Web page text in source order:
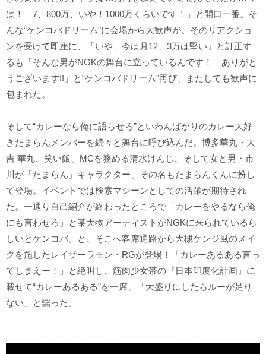
は！ 7、800万、いや！1000万くらいです！」と開口一番。そ
んな“ケンコバドリーム”に会場から大歓声が。そのリアクショ
ンを受けて即座に、「いや、今は月12、3万は堅い」と訂正す
るも「そんな男がNGKの舞台に立っているんです！ ありがと
うございます!!」と“ケンコバドリーム”再び、またしても歓声に
包まれた。
そして“カレーなら俺に語らせろ”といわんばかりのカレー大好
きたまらんメンバーを続々と舞台に呼び込んだ。博多華丸・大
吉 華丸、笑い飯、MCを務める清水けんじ、そして女と男・市
川が「たまらん」キャラクター、その名もたまらんくんに扮し
て登場。イベントでは検索マシーンとしての活躍が期待され
た。一通り自己紹介が終わったところで「カレーをやるなら俺
にも言わせろ」と某大物アーティストがNGKに来られているら
しいとケンコバ。と、そこへ客席通路から大槻ケンジ風のメイ
クを施したレイザーラモン・RGが登場！「カレーあるある言っ
てしまえー！」と絶叫し、筋肉少女帯の『日本印度化計画』に
載せて“カレーあるある”を一席、「大盛りにしたらルーが足り
ない」と謡った。